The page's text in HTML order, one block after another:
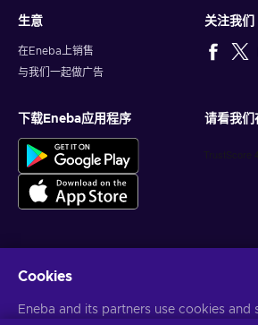
生意
在Eneba上销售
与我们一起做广告
关注我们
下载Eneba应用程序 请看我们
获得个性化的游戏优惠
Cookies
Eneba and its partners use cookies and